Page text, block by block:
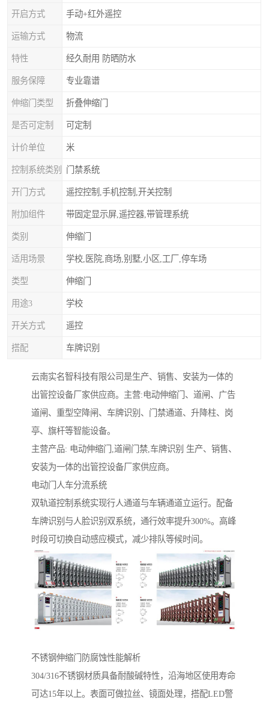
开启方式 手动+红外遥控
运输方式 物流
特性 经久耐用 防晒防水
服务保障 专业靠谱
伸缩门类型 折叠伸缩门
是否可定制 可定制
计价单位 米
控制系统类别 门禁系统
开门方式 遥控控制,手机控制,开关控制
附加组件 带固定显示屏,遥控器,带管理系统
类别 伸缩门
适用场景 学校,医院,商场,别墅,小区,工厂,停车场
类型 伸缩门
用途3 学校
开关方式 遥控
搭配 车牌识别
云南实名智科技有限公司是生产、销售、安装为一体的
出管控设备厂家供应商。主营:电动伸缩门、道闸、广告
道闸、重型空降闸、车牌识别、门禁通道、升降柱、岗
亭、旗杆等智能设备。
主营产品: 电动伸缩门,道闸门禁,车牌识别 生产、销售、
安装为一体的出管控设备厂家供应商。
电动门人车分流系统‌
双轨道控制系统实现行人通道与车辆通道立运行。配备
车牌识别与人脸识别双系统，通行效率提升300%。高峰
时段可切换自动感应模式，减少排队等候时间。
不锈钢伸缩门防腐蚀性能解析‌
304/316不锈钢材质具备耐酸碱特性，沿海地区使用寿命
可达15年以上。表面可做拉丝、镜面处理，搭配LED警